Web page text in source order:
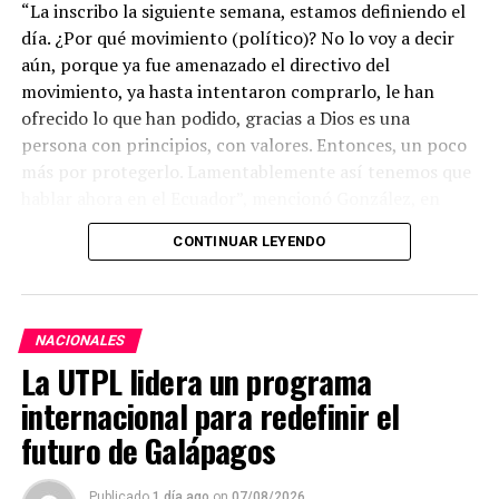
“La inscribo la siguiente semana, estamos definiendo el
día. ¿Por qué movimiento (político)? No lo voy a decir
aún, porque ya fue amenazado el directivo del
movimiento, ya hasta intentaron comprarlo, le han
ofrecido lo que han podido, gracias a Dios es una
persona con principios, con valores. Entonces, un poco
más por protegerlo. Lamentablemente así tenemos que
entrevista a Los Especialistas del medio Ecuador en
Dijo que es muy doloroso escuchar a la gente decir: ¿te
dejarán participar en las elecciones seccionales? No
obstante, enfatizó que quien la tiene que dejar
participar es el pueblo ecuatoriano.
“Ustedes son los que me deben permitir o no participar,
el pueblo manabita en este caso (…) Pero ya hay un
candidato ahí, que ha aceptado ir a la Prefectura de
CONTINUAR LEYENDO
NACIONALES
La UTPL lidera un programa
internacional para redefinir el
futuro de Galápagos